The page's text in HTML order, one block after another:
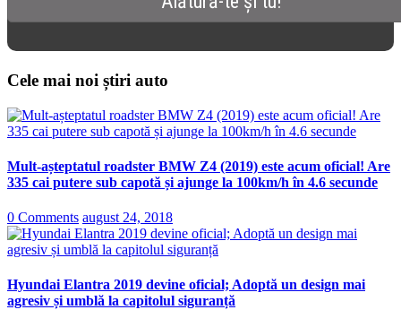
Cele mai noi știri auto
Mult-așteptatul roadster BMW Z4 (2019) este acum oficial! Are
335 cai putere sub capotă și ajunge la 100km/h în 4.6 secunde
0 Comments august 24, 2018
Hyundai Elantra 2019 devine oficial; Adoptă un design mai
agresiv și umblă la capitolul siguranță